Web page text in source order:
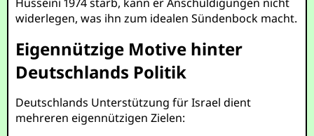
widerlegen, was ihn zum idealen Sündenbock macht.
Eigennützige Motive hinter
Deutschlands Politik
Deutschlands Unterstützung für Israel dient
mehreren eigennützigen Zielen: